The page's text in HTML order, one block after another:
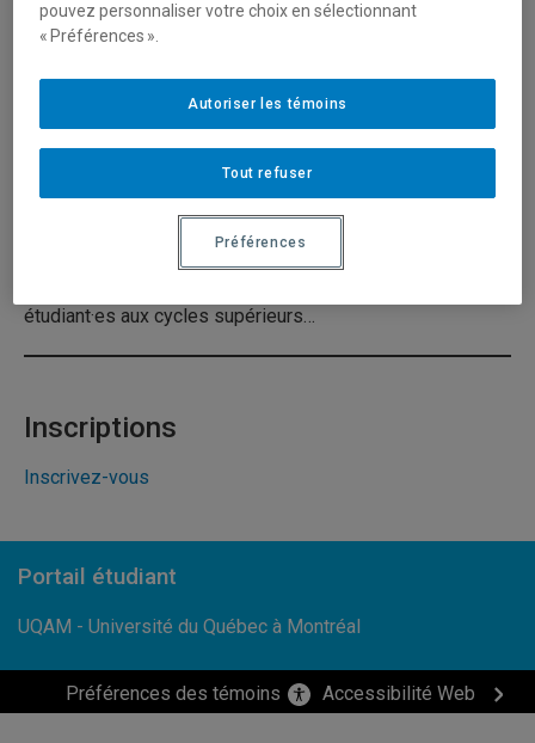
À chaque trimestre, notre équipe de professionnels en
ateliers sur différents thèmes en employabilité et vous
accompagne dans votre démarche de recherche d’emploi.
➥ Tout sur les types de CV et les questions posées en
entrevue
➥ Plans d’action et stratégies ajustés à votre domaine
étudiant·es aux cycles supérieurs…
Inscriptions
Inscrivez-vous
UQAM - Université du Québec à Montréal
Portail étudiant
Préférences des témoins Accessibilité Web
pouvez personnaliser votre choix en sélectionnant
« Préférences ».
Tout refuser
Autoriser les témoins
Préférences